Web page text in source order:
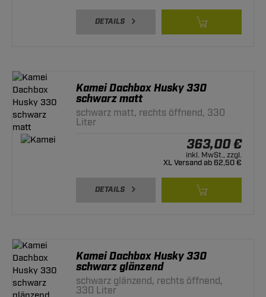
DETAILS
Kamei Dachbox Husky 330
schwarz matt
schwarz matt, rechts öffnend, 330
Liter
363,00 €
inkl. MwSt., zzgl.
XL Versand ab 62,50 €
DETAILS
Kamei Dachbox Husky 330
schwarz glänzend
schwarz glänzend, rechts öffnend,
330 Liter